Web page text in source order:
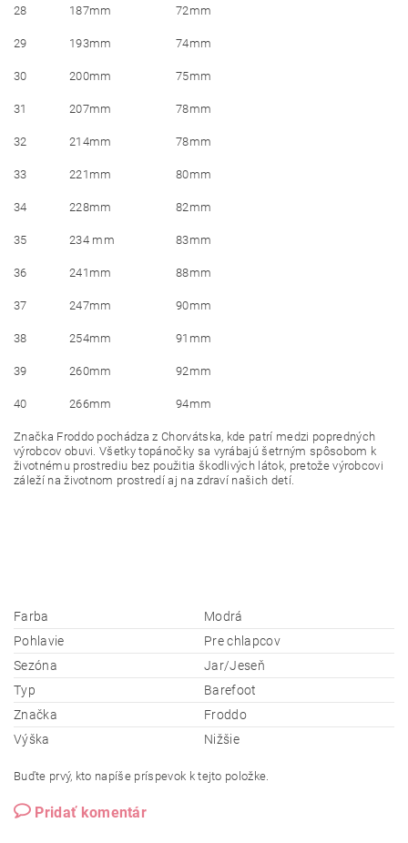
28 187mm 72mm
29 193mm 74mm
30 200mm 75mm
31 207mm 78mm
32 214mm 78mm
33 221mm 80mm
34 228mm 82mm
35 234 mm 83mm
36 241mm 88mm
37 247mm 90mm
38 254mm 91mm
39 260mm 92mm
40 266mm 94mm
Značka Froddo pochádza z Chorvátska, kde patrí medzi popredných
výrobcov obuvi. Všetky topánočky sa vyrábajú šetrným spôsobom k
životnému prostrediu bez použitia škodlivých látok, pretože výrobcovi
záleží na životnom prostredí aj na zdraví našich detí.
Farba
Modrá
Pohlavie
Pre chlapcov
Sezóna
Jar/Jeseň
Typ
Barefoot
Značka
Froddo
Výška
Nižšie
Buďte prvý, kto napíše príspevok k tejto položke.
Pridať komentár